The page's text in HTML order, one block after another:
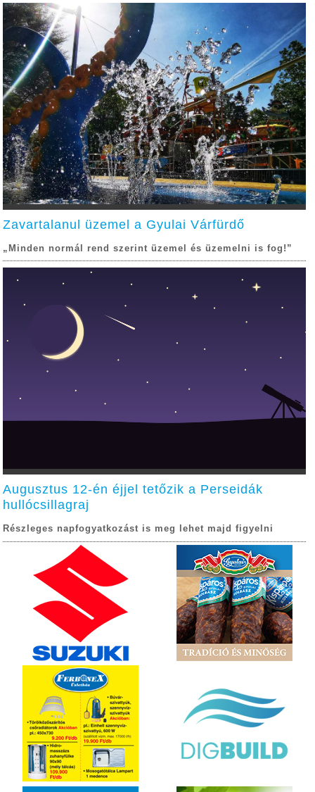
Zavartalanul üzemel a Gyulai Várfürdő
„Minden normál rend szerint üzemel és üzemelni is fog!”
Augusztus 12-én éjjel tetőzik a Perseidák
hullócsillagraj
Részleges napfogyatkozást is meg lehet majd figyelni